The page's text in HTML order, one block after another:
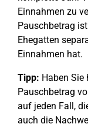
Einnahmen zu
Pauschbetrag
Ehegatten
Einnahmen hat.
Tipp: Haben Sie
Pauschbetrag
auf jeden Fall,
auch die